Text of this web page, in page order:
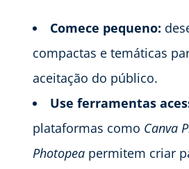
Comece pequeno:
compactas e temáticas
aceitação do público.
Use ferramentas
plataformas como Canva
Photopea permitem criar